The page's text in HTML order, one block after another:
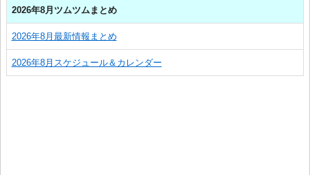
2026年8月ツムツムまとめ
2026年8月最新情報まとめ
2026年8月スケジュール＆カレンダー